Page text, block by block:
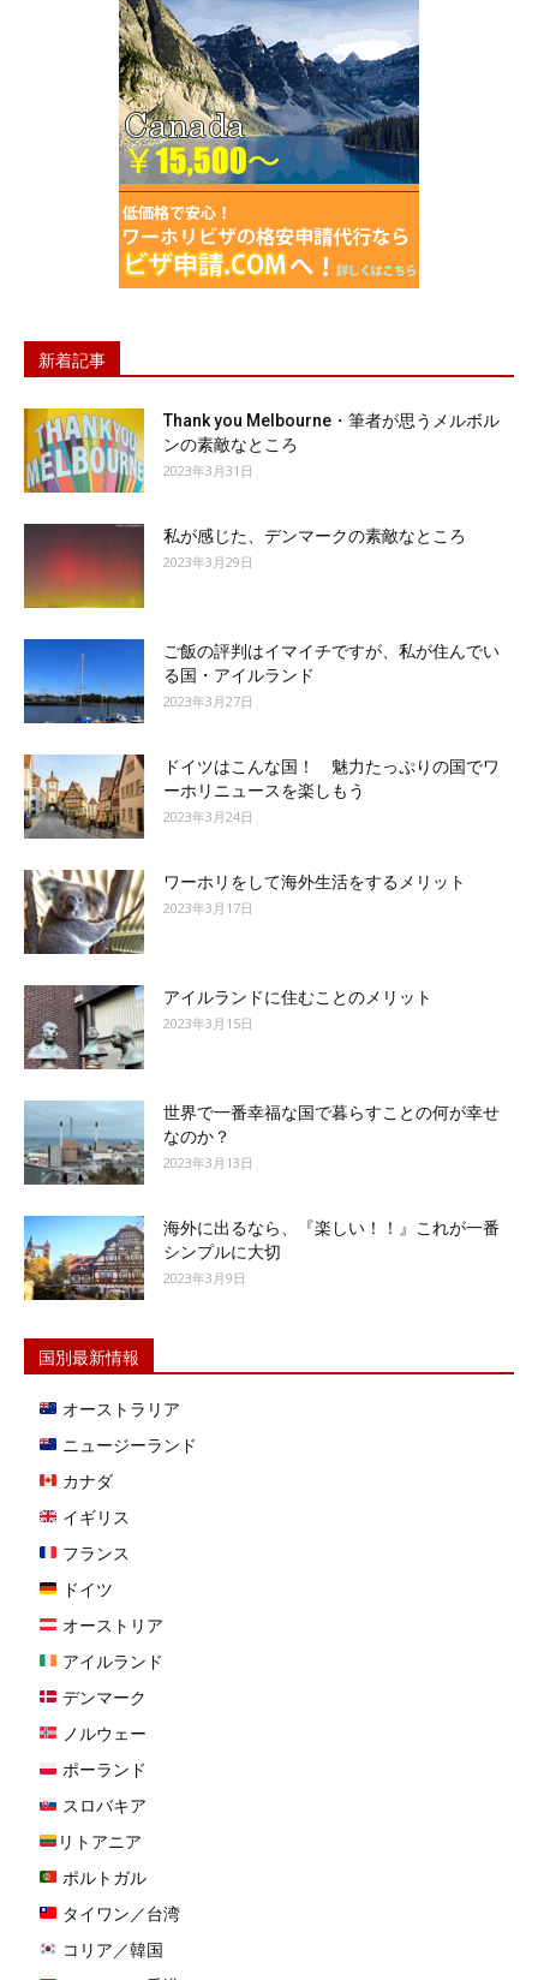
新着記事
Thank you Melbourne・筆者が思うメルボル
ンの素敵なところ
2023年3月31日
私が感じた、デンマークの素敵なところ
2023年3月29日
ご飯の評判はイマイチですが、私が住んでい
る国・アイルランド
2023年3月27日
ドイツはこんな国！ 魅力たっぷりの国でワ
ーホリニュースを楽しもう
2023年3月24日
ワーホリをして海外生活をするメリット
2023年3月17日
アイルランドに住むことのメリット
2023年3月15日
世界で一番幸福な国で暮らすことの何が幸せ
なのか？
2023年3月13日
海外に出るなら、『楽しい！！』これが一番
シンプルに大切
2023年3月9日
国別最新情報
オーストラリア
ニュージーランド
カナダ
イギリス
フランス
ドイツ
オーストリア
アイルランド
デンマーク
ノルウェー
ポーランド
スロバキア
リトアニア
ポルトガル
タイワン／台湾
コリア／韓国